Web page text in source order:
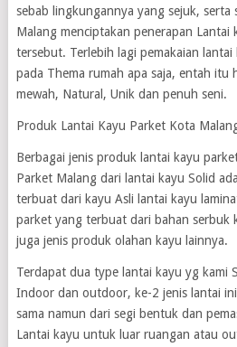
sebab lingkungannya yang sejuk, serta
Malang menciptakan penerapan Lantai
tersebut. Terlebih lagi pemakaian
pada Thema rumah apa saja, entah itu
mewah, Natural, Unik dan penuh seni.
Produk Lantai Kayu Parket Kota
Berbagai jenis produk lantai kayu
Parket Malang dari lantai kayu Solid
terbuat dari kayu Asli lantai kayu
parket yang terbuat dari bahan serbuk
juga jenis produk olahan kayu lainnya.
Terdapat dua type lantai kayu yg kami
Indoor dan outdoor, ke-2 jenis lantai ini
sama namun dari segi bentuk dan
Lantai kayu untuk luar ruangan atau